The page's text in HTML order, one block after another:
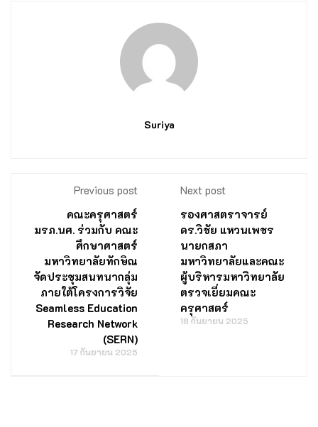
Suriya
Previous post
คณะครุศาสตร์
มรภ.นศ. ร่วมกับ คณะ
ศึกษาศาสตร์
มหาวิทยาลัยทักษิณ
จัดประชุมสนทนากลุ่ม
ภายใต้โครงการวิจัย
Seamless Education
Research Network
(SERN)
17 กันยายน 2025
Next post
รองศาสตราจารย์
ดร.วิชัย แหวนเพชร
นายกสภา
มหาวิทยาลัยและคณะ
ผู้บริหารมหาวิทยาลัย
ตรวจเยี่ยมคณะ
ครุศาสตร์
18 กันยายน 2025